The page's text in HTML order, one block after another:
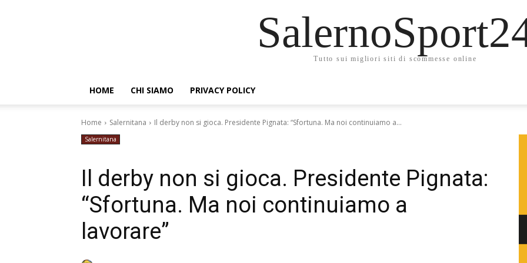
Tutto sui migliori siti di scommesse online
HOME CHI SIAMO PRIVACY POLICY
Home Salernitana Il derby non si gioca. Presidente Pignata: “Sfortuna. Ma noi continuiamo a...
Salernitana
Il derby non si gioca. Presidente Pignata:
“Sfortuna. Ma noi continuiamo a
lavorare”